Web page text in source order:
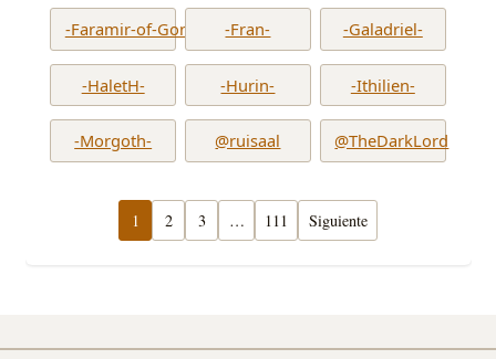
-Faramir-of-Gondor- -Fran- -Galadriel-
-HaletH- -Hurin- -Ithilien-
-Morgoth- @ruisaal @TheDarkLord
1 2 3 … 111 Siguiente